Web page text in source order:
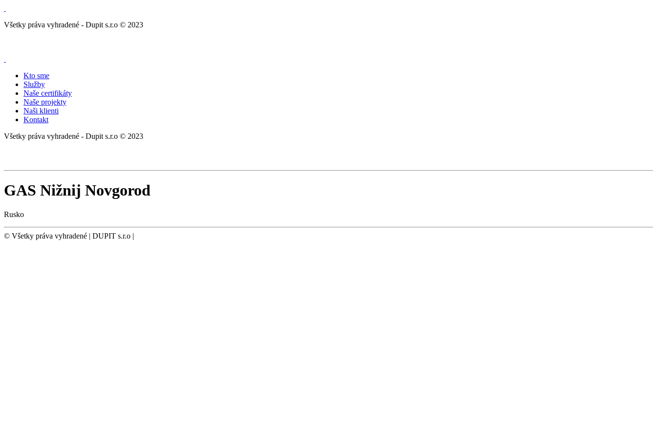
Všetky práva vyhradené - Dupit s.r.o © 2023
Kto sme
Služby
Naše certifikáty
Naše projekty
Naši klienti
Kontakt
Všetky práva vyhradené - Dupit s.r.o © 2023
GAS Nižnij Novgorod
Rusko
© Všetky práva vyhradené | DUPIT s.r.o |